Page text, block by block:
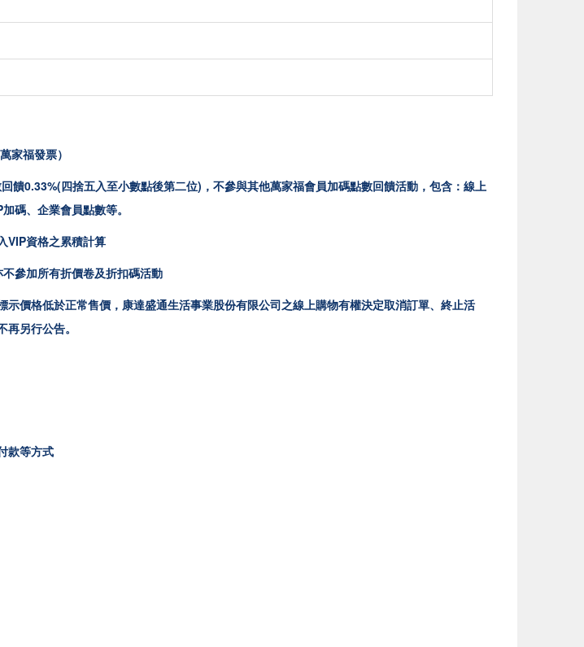
家福發票）
饋0.33%(四捨五入至小數點後第二位)，不參與其他萬家福會員加碼點數回饋活動，包含：線上
碼、企業會員點數等。
VIP資格之累積計算
參加所有折價卷及折扣碼活動
示價格低於正常售價，康達盛通生活事業股份有限公司之線上購物有權決定取消訂單、終止活
另行公告。
款等方式